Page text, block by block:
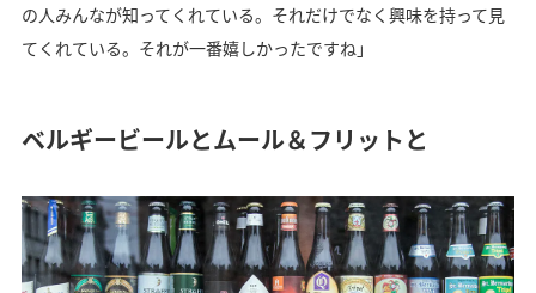
の人みんなが知ってくれている。それだけでなく興味を持って見
てくれている。それが一番嬉しかったですね」
ベルギービールとムール＆フリットと